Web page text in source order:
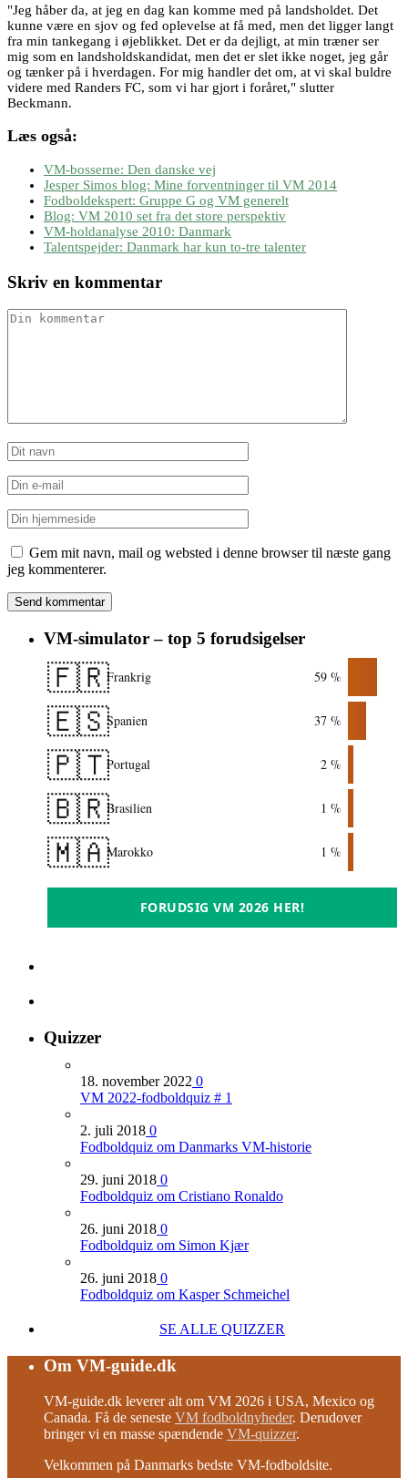
"Jeg håber da, at jeg en dag kan komme med på landsholdet. Det
kunne være en sjov og fed oplevelse at få med, men det ligger langt
fra min tankegang i øjeblikket. Det er da dejligt, at min træner ser
mig som en landsholdskandidat, men det er slet ikke noget, jeg går
og tænker på i hverdagen. For mig handler det om, at vi skal buldre
videre med Randers FC, som vi har gjort i foråret," slutter
Beckmann.
Læs også:
VM-bosserne: Den danske vej
Jesper Simos blog: Mine forventninger til VM 2014
Fodboldekspert: Gruppe G og VM generelt
Blog: VM 2010 set fra det store perspektiv
VM-holdanalyse 2010: Danmark
Talentspejder: Danmark har kun to-tre talenter
Skriv en kommentar
Gem mit navn, mail og websted i denne browser til næste gang
jeg kommenterer.
VM-simulator – top 5 forudsigelser
🇫🇷Frankrig 59 %
🇪🇸Spanien 37 %
🇵🇹Portugal 2 %
🇧🇷Brasilien 1 %
🇲🇦Marokko 1 %
FORUDSIG VM 2026 HER!
Quizzer
18. november 2022 0
VM 2022-fodboldquiz # 1
2. juli 2018 0
Fodboldquiz om Danmarks VM-historie
29. juni 2018 0
Fodboldquiz om Cristiano Ronaldo
26. juni 2018 0
Fodboldquiz om Simon Kjær
26. juni 2018 0
Fodboldquiz om Kasper Schmeichel
SE ALLE QUIZZER
Om VM-guide.dk
VM-guide.dk leverer alt om VM 2026 i USA, Mexico og
Canada. Få de seneste VM fodboldnyheder. Derudover
bringer vi en masse spændende VM-quizzer.
Velkommen på Danmarks bedste VM-fodboldsite.